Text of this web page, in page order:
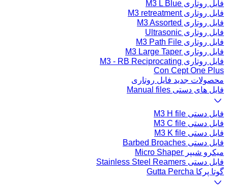
فایل روتاری M3 L Blue
فایل روتاری M3 retreatment
فایل روتاری M3 Assorted
فایل روتاری Ultrasonic
فایل روتاری M3 Path File
فایل روتاری M3 Large Taper
فایل روتاری M3 - RB Reciprocating
Con Cept One Plus
محصولات جدید فایل روتاری
فایل های دستی Manual files
فایل دستی M3 H file
فایل دستی M3 C file
فایل دستی M3 K file
فایل دستی Barbed Broaches
میکرو شیپر Micro Shaper
فایل دستی Stainless Steel Reamers
گوتا پرکا Gutta Percha